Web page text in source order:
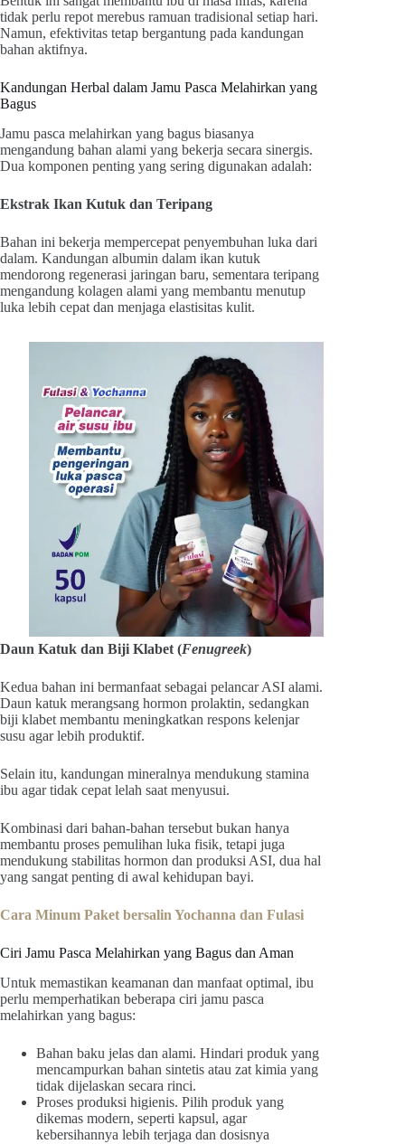
tidak perlu repot merebus ramuan tradisional setiap hari.
Namun, efektivitas tetap bergantung pada kandungan
bahan aktifnya.
Kandungan Herbal dalam Jamu Pasca Melahirkan yang
Bagus
Jamu pasca melahirkan yang bagus biasanya
mengandung bahan alami yang bekerja secara sinergis.
Dua komponen penting yang sering digunakan adalah:
Ekstrak Ikan Kutuk dan Teripang
Bahan ini bekerja mempercepat penyembuhan luka dari
dalam. Kandungan albumin dalam ikan kutuk
mendorong regenerasi jaringan baru, sementara teripang
mengandung kolagen alami yang membantu menutup
luka lebih cepat dan menjaga elastisitas kulit.
Daun Katuk dan Biji Klabet (Fenugreek)
Kedua bahan ini bermanfaat sebagai pelancar ASI alami.
Daun katuk merangsang hormon prolaktin, sedangkan
biji klabet membantu meningkatkan respons kelenjar
susu agar lebih produktif.
Selain itu, kandungan mineralnya mendukung stamina
ibu agar tidak cepat lelah saat menyusui.
Kombinasi dari bahan-bahan tersebut bukan hanya
membantu proses pemulihan luka fisik, tetapi juga
mendukung stabilitas hormon dan produksi ASI, dua hal
yang sangat penting di awal kehidupan bayi.
Cara Minum Paket bersalin Yochanna dan Fulasi
Ciri Jamu Pasca Melahirkan yang Bagus dan Aman
Untuk memastikan keamanan dan manfaat optimal, ibu
perlu memperhatikan beberapa ciri jamu pasca
melahirkan yang bagus:
Bahan baku jelas dan alami. Hindari produk yang
mencampurkan bahan sintetis atau zat kimia yang
tidak dijelaskan secara rinci.
Proses produksi higienis. Pilih produk yang
dikemas modern, seperti kapsul, agar
kebersihannya lebih terjaga dan dosisnya